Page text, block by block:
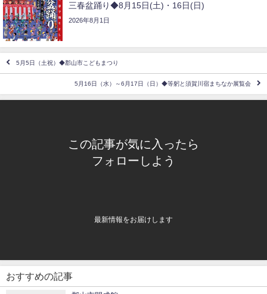
三春盆踊り◆8月15日(土)・16日(日)
2026年8月1日
5月5日（土祝）◆郡山市こどもまつり
5月16日（水）～6月17日（日）◆等躬と須賀川宿まちなか展覧会
この記事が気に入ったら
フォローしよう
最新情報をお届けします
おすすめの記事